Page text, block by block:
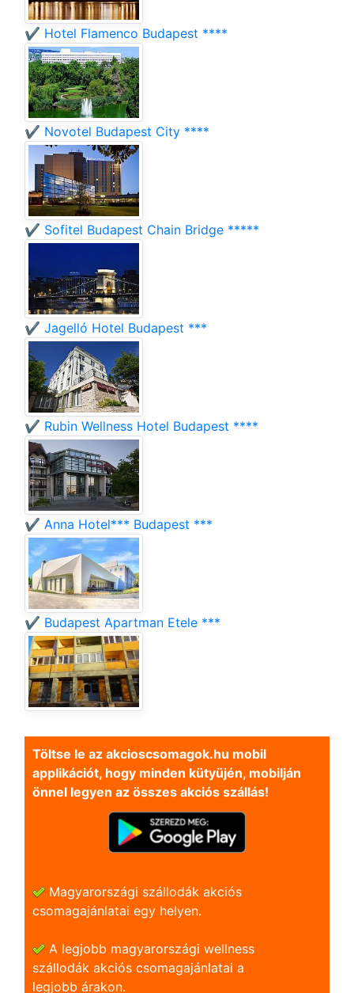
✔️ Hotel Flamenco Budapest ****
✔️ Novotel Budapest City ****
✔️ Sofitel Budapest Chain Bridge *****
✔️ Jagelló Hotel Budapest ***
✔️ Rubin Wellness Hotel Budapest ****
✔️ Anna Hotel*** Budapest ***
✔️ Budapest Apartman Etele ***
Töltse le az akcioscsomagok.hu mobil
applikációt, hogy minden kütyüjén, mobilján
önnel legyen az összes akciós szállás!
Magyarországi szállodák akciós
csomagajánlatai egy helyen.
A legjobb magyarországi wellness
szállodák akciós csomagajánlatai a
legjobb árakon.